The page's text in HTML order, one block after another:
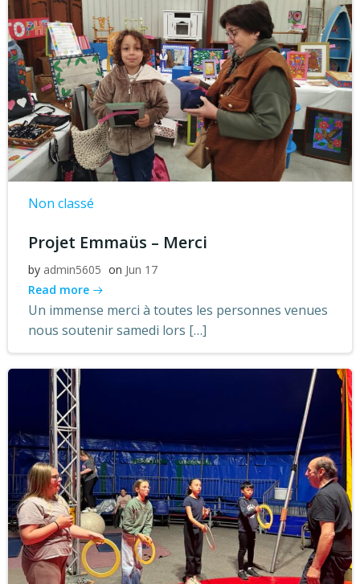
Non classé
Projet Emmaüs – Merci
by admin5605 on Jun 17
Read more
Un immense merci à toutes les personnes venues
nous soutenir samedi lors […]